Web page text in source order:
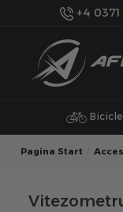
+4
Pagina Start